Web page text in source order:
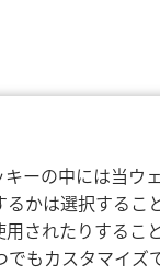
ーの中には当ウ
かは選択するこ
されたりするこ
でもカスタマイズ